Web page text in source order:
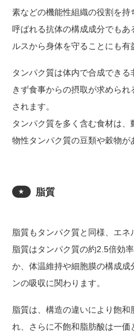
素などの機能性組織の役割を持
呼ばれる抗体の構成成分でも
ルスから身体を守ることにも有
タンパク質は体内で合成でき
きず食事からの摂取が求めら
されます。
タンパク質を多く含む食材は
物性タンパク質の豆類や穀物が
★ 脂質
脂質もタンパク質と同様、エネ
脂質はタンパク質の約2.5倍効
か、体温維持や細胞膜の構成成
ンの吸収に関わります。
脂質は、構造の違いにより飽
れ、さらに不飽和脂肪酸は一